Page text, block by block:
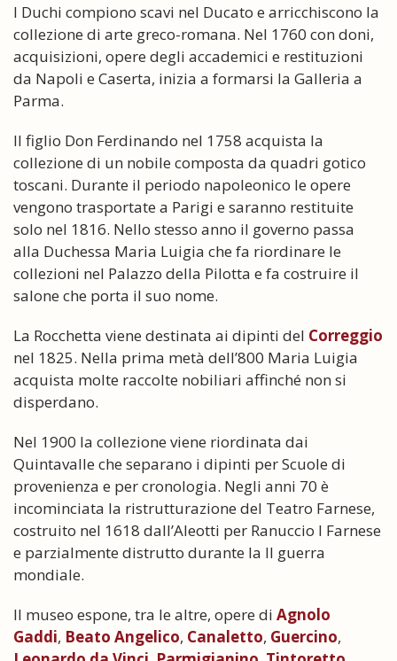
I Duchi compiono scavi nel Ducato e arricchiscono la
collezione di arte greco-romana. Nel 1760 con doni,
acquisizioni, opere degli accademici e restituzioni
da Napoli e Caserta, inizia a formarsi la Galleria a
Parma.
Il figlio Don Ferdinando nel 1758 acquista la
collezione di un nobile composta da quadri gotico
toscani. Durante il periodo napoleonico le opere
vengono trasportate a Parigi e saranno restituite
solo nel 1816. Nello stesso anno il governo passa
alla Duchessa Maria Luigia che fa riordinare le
collezioni nel Palazzo della Pilotta e fa costruire il
salone che porta il suo nome.
La Rocchetta viene destinata ai dipinti del Correggio
nel 1825. Nella prima metà dell’800 Maria Luigia
acquista molte raccolte nobiliari affinché non si
disperdano.
Nel 1900 la collezione viene riordinata dai
Quintavalle che separano i dipinti per Scuole di
provenienza e per cronologia. Negli anni 70 è
incominciata la ristrutturazione del Teatro Farnese,
costruito nel 1618 dall’Aleotti per Ranuccio I Farnese
e parzialmente distrutto durante la II guerra
mondiale.
Il museo espone, tra le altre, opere di Agnolo
Gaddi, Beato Angelico, Canaletto, Guercino,